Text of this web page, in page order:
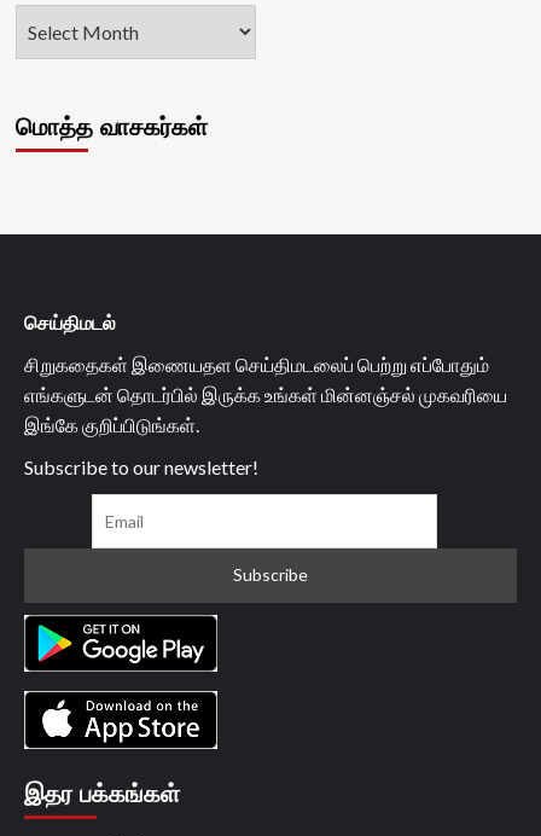
மொத்த வாசகர்கள்
செய்திமடல்
சிறுகதைகள் இணையதள செய்திமடலைப் பெற்று எப்போதும்
எங்களுடன் தொடர்பில் இருக்க உங்கள் மின்னஞ்சல் முகவரியை
இங்கே குறிப்பிடுங்கள்.
Subscribe to our newsletter!
இதர பக்கங்கள்